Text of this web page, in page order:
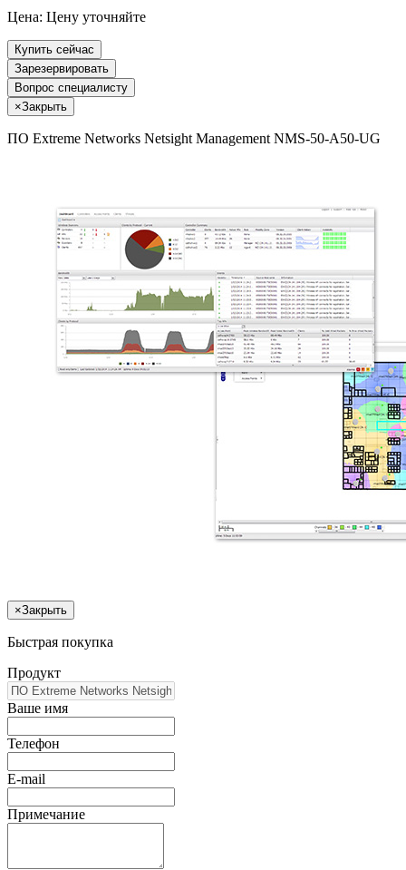
Цена: Цену уточняйте
Купить сейчас
Зарезервировать
Вопрос специалисту
×Закрыть
ПО Extreme Networks Netsight Management NMS-50-A50-UG
×Закрыть
Быстрая покупка
Продукт
Ваше имя
Телефон
E-mail
Примечание